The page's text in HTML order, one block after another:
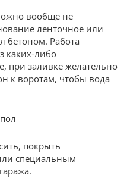
вообще не
ленточное или
бетоном. Работа
каких-либо
при заливке желательно
к воротам, чтобы вода
покрыть
специальным